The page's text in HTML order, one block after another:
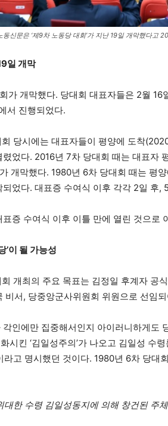
신문은 ‘제9차 노동당 대회’가 지난 19일 개막했다고
일 개막
가 개막했다. 당대회 대표자들은 2월
서 진행되었다.
당시에는 대표자들이 평양에 도착
렸었다. 2016년 7차 당대회 때는 대표자
개막했다. 1980년 6차 당대회 때는 평
었다. 대표증 수여식 이후 각각 2일 후,
증 수여식 이후 이틀 만에 열린 것으로
’이 될 가능성
개최의 주요 목표는 김정일 후계자 공
비서, 당중앙군사위원회 위원으로 선임
각인에만 집중해서인지 아이러니하게도
시킨 ‘김일성주의’가 나오고 김일성 수
라고 명시했던 것이다. 1980년 6차 당대
대한 수령 김일성동지에 의해 창건된 주